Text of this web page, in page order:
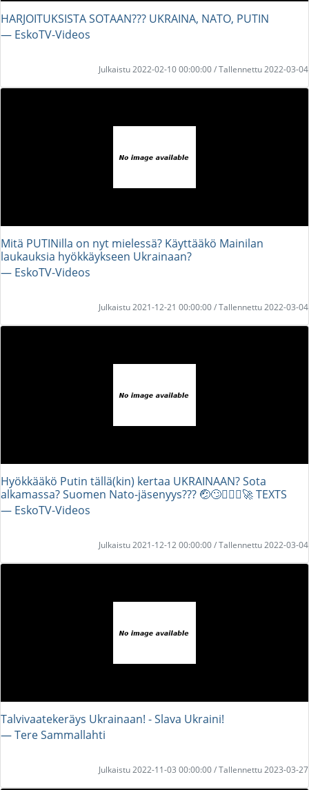
HARJOITUKSISTA SOTAAN??? UKRAINA, NATO, PUTIN
― EskoTV-Videos
Julkaistu 2022-02-10 00:00:00 / Tallennettu 2022-03-04
Mitä PUTINilla on nyt mielessä? Käyttääkö Mainilan
laukauksia hyökkäykseen Ukrainaan?
― EskoTV-Videos
Julkaistu 2021-12-21 00:00:00 / Tallennettu 2022-03-04
Hyökkääkö Putin tällä(kin) kertaa UKRAINAAN? Sota
alkamassa? Suomen Nato-jäsenyys??? 🤕🙄💂🏻‍♂️🚀 TEXTS
― EskoTV-Videos
Julkaistu 2021-12-12 00:00:00 / Tallennettu 2022-03-04
Talvivaatekeräys Ukrainaan! - Slava Ukraini!
― Tere Sammallahti
Julkaistu 2022-11-03 00:00:00 / Tallennettu 2023-03-27